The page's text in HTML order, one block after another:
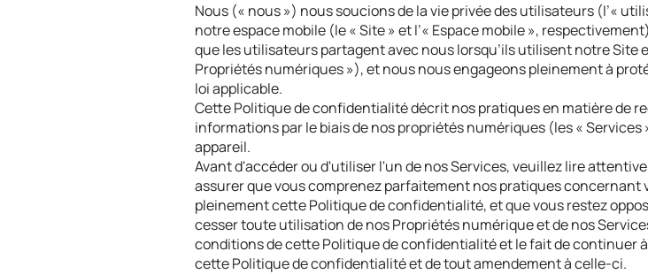
Nous (« nous ») nous soucions de la vie privée des utilisateurs (l’«
notre espace mobile (le « Site » et l’« Espace mobile »,
que les utilisateurs partagent avec nous lorsqu’ils utilisent notre Site
Propriétés numériques »), et nous nous engageons pleinement à
loi applicable.
Cette Politique de confidentialité décrit nos pratiques en matière de
informations par le biais de nos propriétés numériques (les «
appareil.
Avant d'accéder ou d'utiliser l'un de nos Services, veuillez lire
assurer que vous comprenez parfaitement nos pratiques concernant
pleinement cette Politique de confidentialité, et que vous restez
cesser toute utilisation de nos Propriétés numérique et de nos
conditions de cette Politique de confidentialité et le fait de continuer
cette Politique de confidentialité et de tout amendement à celle-ci.